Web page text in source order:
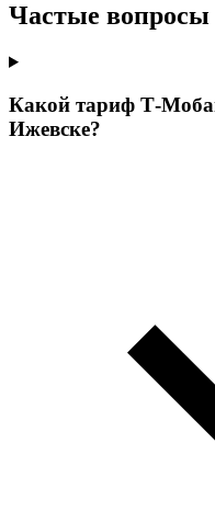
Частые вопросы
Какой тариф
Ижевске?